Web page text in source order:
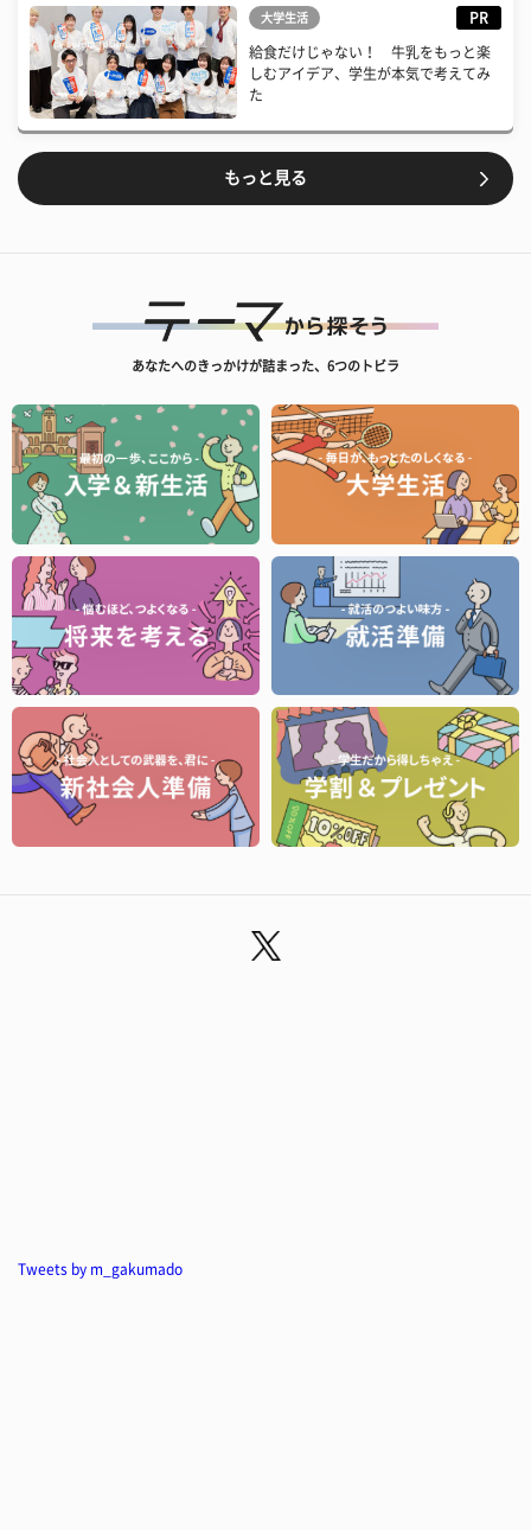
大学生活 PR
給食だけじゃない！ 牛乳をもっと楽
しむアイデア、学生が本気で考えてみ
た
もっと見る
あなたへのきっかけが詰まった、6つのトビラ
Tweets by m_gakumado